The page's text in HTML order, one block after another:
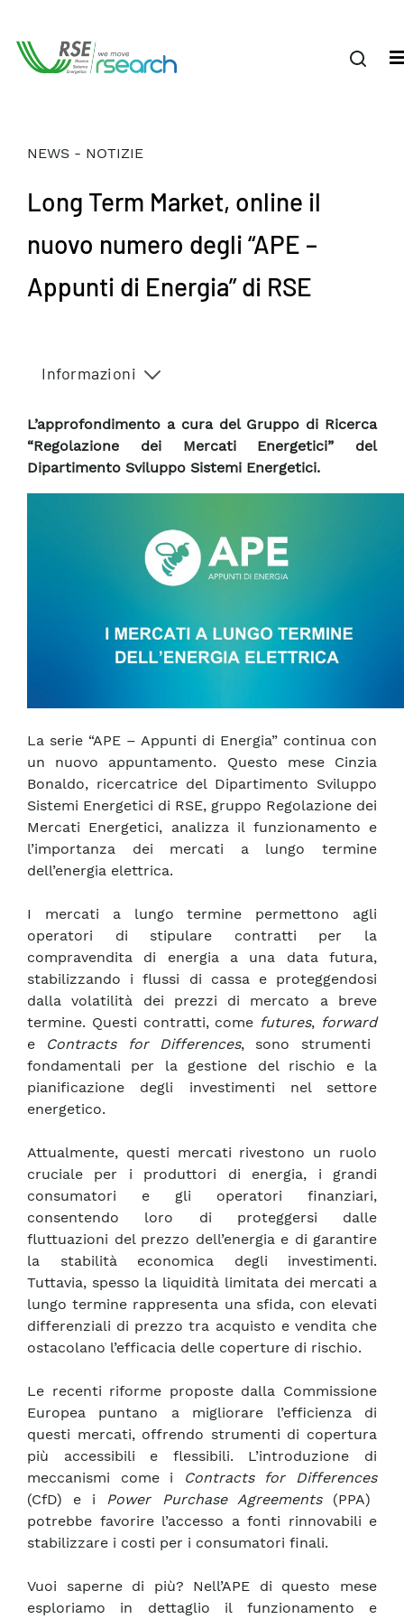
NEWS - NOTIZIE
Long Term Market, online il
nuovo numero degli “APE –
Appunti di Energia” di RSE
Informazioni
L’approfondimento a cura del Gruppo di Ricerca
“Regolazione dei Mercati Energetici” del
Dipartimento Sviluppo Sistemi Energetici.
La serie “APE – Appunti di Energia” continua con
un nuovo appuntamento. Questo mese Cinzia
Bonaldo, ricercatrice del Dipartimento Sviluppo
Sistemi Energetici di RSE, gruppo Regolazione dei
Mercati Energetici, analizza il funzionamento e
l’importanza dei mercati a lungo termine
dell’energia elettrica.
I mercati a lungo termine permettono agli
operatori di stipulare contratti per la
compravendita di energia a una data futura,
stabilizzando i flussi di cassa e proteggendosi
dalla volatilità dei prezzi di mercato a breve
termine. Questi contratti, come futures, forward
e Contracts for Differences, sono strumenti
fondamentali per la gestione del rischio e la
pianificazione degli investimenti nel settore
energetico.
Attualmente, questi mercati rivestono un ruolo
cruciale per i produttori di energia, i grandi
consumatori e gli operatori finanziari,
consentendo loro di proteggersi dalle
fluttuazioni del prezzo dell’energia e di garantire
la stabilità economica degli investimenti.
Tuttavia, spesso la liquidità limitata dei mercati a
lungo termine rappresenta una sfida, con elevati
differenziali di prezzo tra acquisto e vendita che
ostacolano l’efficacia delle coperture di rischio.
Le recenti riforme proposte dalla Commissione
Europea puntano a migliorare l’efficienza di
questi mercati, offrendo strumenti di copertura
più accessibili e flessibili. L’introduzione di
meccanismi come i
Contracts for Differences
(CfD) e i Power Purchase Agreements(PPA)
potrebbe favorire l’accesso a fonti rinnovabili e
stabilizzare i costi per i consumatori finali.
Vuoi saperne di più? Nell’APE di questo mese
esploriamo in dettaglio il funzionamento e